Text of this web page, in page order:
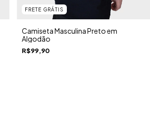
FRETE GRÁTIS
Camiseta Masculina Preto em
Algodão
R$99,90